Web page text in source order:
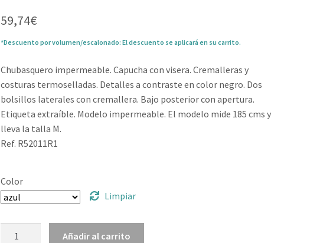
59,74€
*Descuento por volumen/escalonado: El descuento se aplicará en su carrito.
Chubasquero impermeable. Capucha con visera. Cremalleras y
costuras termoselladas. Detalles a contraste en color negro. Dos
bolsillos laterales con cremallera. Bajo posterior con apertura.
Etiqueta extraíble. Modelo impermeable. El modelo mide 185 cms y
lleva la talla M.
Ref. R52011R1
Color
Limpiar
Añadir al carrito